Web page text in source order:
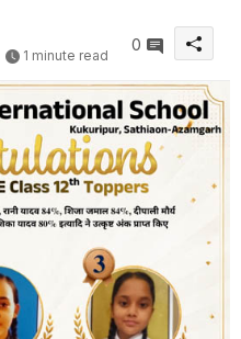
1 minute read
0